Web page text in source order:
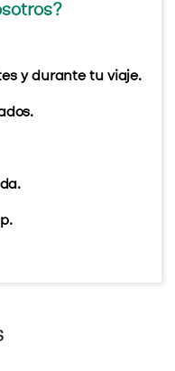
y durante tu viaje.